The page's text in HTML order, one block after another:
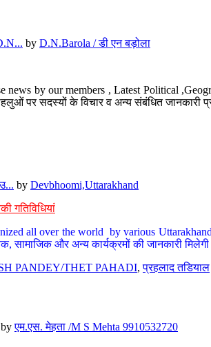
by D.N.Barola / डी एन बड़ोला
by our members , Latest Political
पर सदस्यों के विचार व अन्य संबंधित जानकारी
by Devbhoomi,Uttarakhand
गतिविधियां
all over the world by various
सामाजिक और अन्य कार्यक्रमों की जानकारी
PANDEY/THET PAHADI,प्रहलाद तडियाल
byएम.एस. मेहता /M S Mehta 9910532720